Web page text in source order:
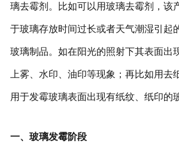
璃去霉剂。比如可以用玻璃去霉剂，该
于玻璃存放时间过长或者天气潮湿引起
玻璃制品。如在阳光的照射下其表面出
上雾、水印、油印等现象；再比如用去
用于发霉玻璃表面出现有纸纹、纸印的
一、玻璃发霉阶段